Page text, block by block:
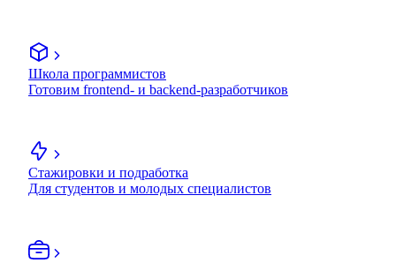
Школа программистов
Готовим frontend- и backend-разработчиков
Стажировки и подработка
Для студентов и молодых специалистов